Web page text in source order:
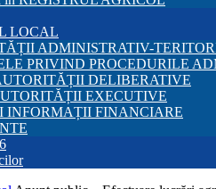
LOCAL
ADMINISTRATIV-
PRIVIND PROCEDURILE
DELIBERATIVE
EXECUTIVE
INFORMAȚII FINANCIARE